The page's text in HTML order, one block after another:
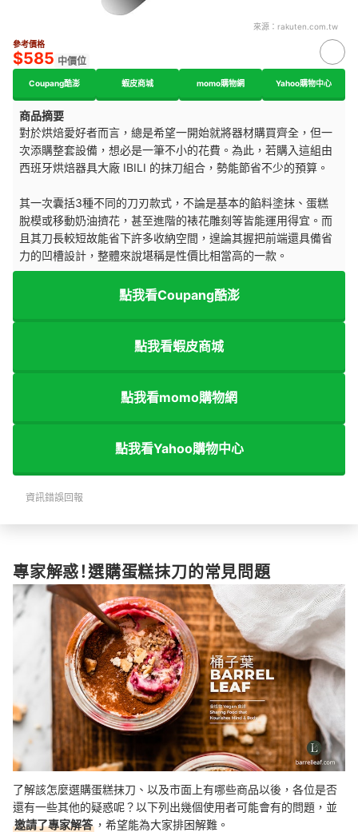
來源： rakuten.com.tw
參考價格
$585 中價位
Coupang酷澎 蝦皮商城 momo購物網 Yahoo購物中心
商品摘要
對於烘焙愛好者而言，總是希望一開始就將器材購買齊全，但一
次添購整套設備，想必是一筆不小的花費。為此，若購入這組由
西班牙烘焙器具大廠 IBILI 的抹刀組合，勢能節省不少的預算。
其一次囊括3種不同的刀刃款式，不論是基本的餡料塗抹、蛋糕
脫模或移動奶油擠花，甚至進階的裱花雕刻等皆能運用得宜。而
且其刀長較短故能省下許多收納空間，遑論其握把前端還具備省
力的凹槽設計，整體來說堪稱是性價比相當高的一款。
點我看Coupang酷澎
點我看蝦皮商城
點我看momo購物網
點我看Yahoo購物中心
資訊錯誤回報
專家解惑！選購蛋糕抹刀的常見問題
了解該怎麼選購蛋糕抹刀、以及市面上有哪些商品以後，各位是否
還有一些其他的疑惑呢？以下列出幾個使用者可能會有的問題，並
邀請了專家解答 ，希望能為大家排困解難。